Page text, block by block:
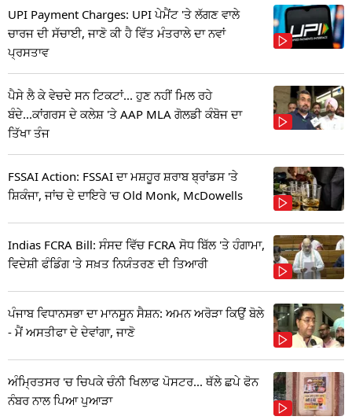
UPI Payment Charges: UPI ਪੇਮੈਂਟ 'ਤੇ ਲੱਗਣ ਵਾਲੇ
ਚਾਰਜ ਦੀ ਸੱਚਾਈ, ਜਾਣੋ ਕੀ ਹੈ ਵਿੱਤ ਮੰਤਰਾਲੇ ਦਾ ਨਵਾਂ
ਪ੍ਰਸਤਾਵ
ਪੈਸੇ ਲੈ ਕੇ ਵੇਚਦੇ ਸਨ ਟਿਕਟਾਂ... ਹੁਣ ਨਹੀਂ ਮਿਲ ਰਹੇ
ਬੰਦੇ...ਕਾਂਗਰਸ ਦੇ ਕਲੇਸ਼ 'ਤੇ AAP MLA ਗੋਲਡੀ ਕੰਬੋਜ ਦਾ
ਤਿੱਖਾ ਤੰਜ
FSSAI Action: FSSAI ਦਾ ਮਸ਼ਹੂਰ ਸ਼ਰਾਬ ਬ੍ਰਾਂਡਸ 'ਤੇ
ਸ਼ਿਕੰਜਾ, ਜਾਂਚ ਦੇ ਦਾਇਰੇ 'ਚ Old Monk, McDowells
Indias FCRA Bill: ਸੰਸਦ ਵਿੱਚ FCRA ਸੋਧ ਬਿੱਲ 'ਤੇ ਹੰਗਾਮਾ,
ਵਿਦੇਸ਼ੀ ਫੰਡਿੰਗ 'ਤੇ ਸਖ਼ਤ ਨਿਯੰਤਰਣ ਦੀ ਤਿਆਰੀ
ਪੰਜਾਬ ਵਿਧਾਨਸਭਾ ਦਾ ਮਾਨਸੂਨ ਸੈਸ਼ਨ: ਅਮਨ ਅਰੋੜਾ ਕਿਉਂ ਬੋਲੇ
- ਮੈਂ ਅਸਤੀਫਾ ਦੇ ਦੇਵਾਂਗਾ, ਜਾਣੋ
ਅੰਮ੍ਰਿਤਸਰ 'ਚ ਚਿਪਕੇ ਚੰਨੀ ਖਿਲਾਫ ਪੋਸਟਰ... ਥੱਲੇ ਛਪੇ ਫੋਨ
ਨੰਬਰ ਨਾਲ ਪਿਆ ਪੁਆੜਾ